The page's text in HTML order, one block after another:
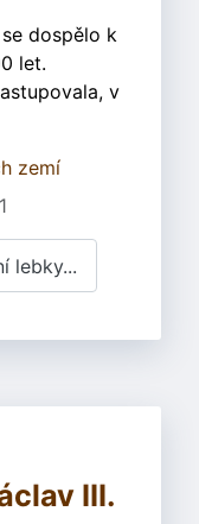
dospělo k
let.
v
zemí
lebky...
III.